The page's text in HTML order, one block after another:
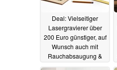
Deal: Vielseitiger
Lasergravierer über
200 Euro günstiger, auf
Wunsch auch mit
Rauchabsaugung &